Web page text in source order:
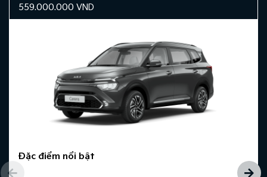
559.000.000 VND
Đặc điểm nổi bật